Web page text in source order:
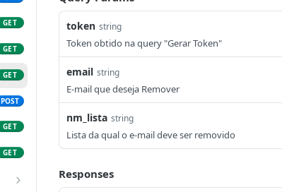
GET
GET
GET
POST
GET
GET
token string
Token obtido na query "Gerar Token"
email string
E-mail que deseja Remover
nm_lista string
Lista da qual o e-mail deve ser removido
Responses